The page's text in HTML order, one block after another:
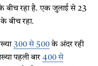
रहा है. एक जुलाई से 23
के बीच रहा.
300 से 500के अंदर रही
पहली बार 400 से